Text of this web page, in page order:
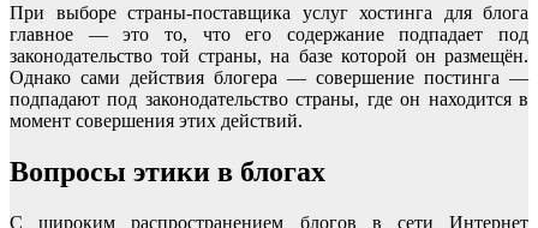
При выборе страны-поставщика услуг хостинга для блога
главное — это то, что его содержание подпадает под
законодательство той страны, на базе которой он размещён.
Однако сами действия блогера — совершение постинга —
подпадают под законодательство страны, где он находится в
момент совершения этих действий.
Вопросы этики в блогах
С широким распространением блогов в сети Интернет